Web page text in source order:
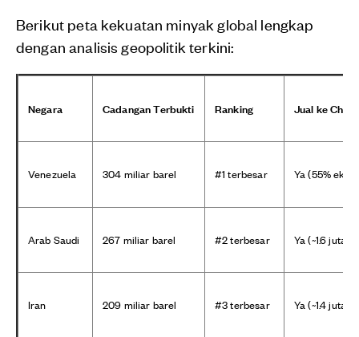
Berikut peta kekuatan minyak global lengkap
dengan analisis geopolitik terkini:
Negara Cadangan Terbukti Ranking Jual ke
Venezuela 304 miliar barel #1 terbesar Ya (55%
Arab Saudi 267 miliar barel #2 terbesar Ya (~1.6 juta
Iran 209 miliar barel #3 terbesar Ya (~1.4 juta